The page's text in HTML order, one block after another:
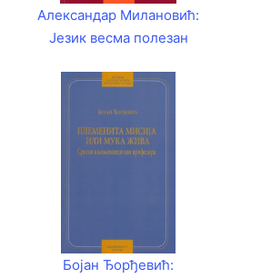
Александар Милановић:
Језик весма полезан
Бојан Ђорђевић: